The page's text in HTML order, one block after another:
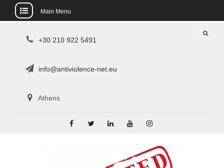
Main Menu
+30 210 922 5491
info@antiviolence-net.eu
Athens